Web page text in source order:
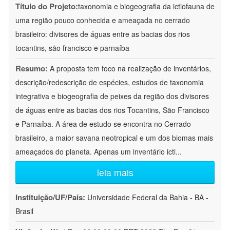
Título do Projeto:taxonomia e biogeografia da ictiofauna de
uma região pouco conhecida e ameaçada no cerrado
brasileiro: divisores de águas entre as bacias dos rios
tocantins, são francisco e parnaíba
Resumo: A proposta tem foco na realização de inventários,
descrição/redescrição de espécies, estudos de taxonomia
integrativa e biogeografia de peixes da região dos divisores
de águas entre as bacias dos rios Tocantins, São Francisco
e Parnaíba. A área de estudo se encontra no Cerrado
brasileiro, a maior savana neotropical e um dos biomas mais
ameaçados do planeta. Apenas um inventário icti...
leia mais
Instituição/UF/País: Universidade Federal da Bahia - BA -
Brasil